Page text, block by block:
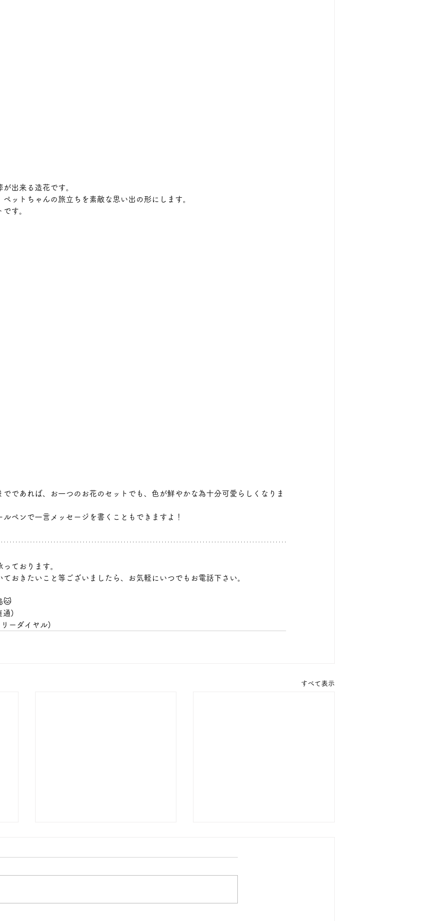
出来る造花です。
ットちゃんの旅立ちを素敵な思い出の形にします。
す。
でであれば、お一つのお花のセットでも、色が鮮やかな為十分可愛らしくなりま
ルペンで一言メッセージを書くこともできますよ！
ております。
ておきたいこと等ございましたら、お気軽にいつでもお電話下さい。
🐱
通)
ーダイヤル)
すべて表示